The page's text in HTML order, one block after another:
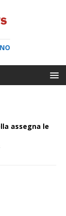
assegna le